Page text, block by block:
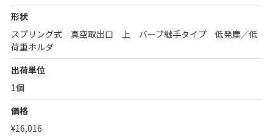
形状
スプリング式 真空取出口 上 バーブ継手タイプ 低発塵／低
荷重ホルダ
出荷単位
1個
価格
¥16,016